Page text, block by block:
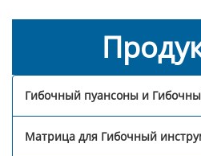
Гибочный пуансоны и
Матрица для Гибочный